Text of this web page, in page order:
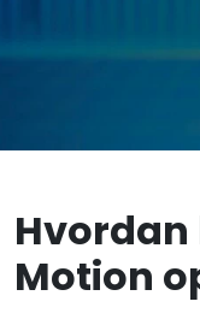
Motion